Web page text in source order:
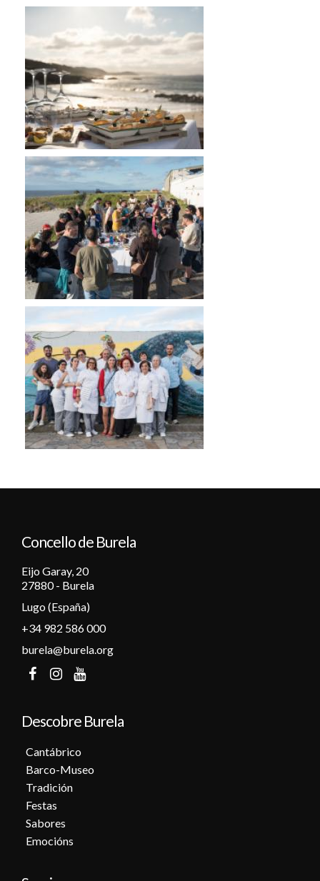
Concello de Burela
Eijo Garay, 20
27880 - Burela
Lugo (España)
+34 982 586 000
burela@burela.org
Descobre Burela
Cantábrico
Barco-Museo
Tradición
Festas
Sabores
Emocións